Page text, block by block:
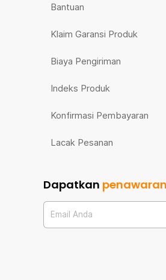
Bantuan
Klaim Garansi Produk
Biaya Pengiriman
Indeks Produk
Konfirmasi Pembayaran
Lacak Pesanan
Dapatkan
Email Anda